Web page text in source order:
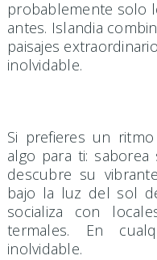
probablemente solo
antes. Islandia
paisajes
inolvidable.
Si prefieres un
algo para ti:
descubre su
bajo la luz del sol
socializa con
termales. En
inolvidable.